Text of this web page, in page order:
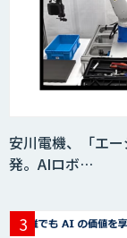
安川電機、「エ
発。AIロボ…